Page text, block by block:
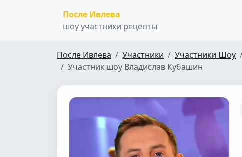
После Ивлева
шоу участники рецепты
После Ивлева Участники Участники Шоу
Участник шоу Владислав Кубашин